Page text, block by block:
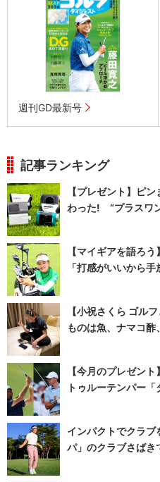
週刊GD最新号
記事ランキング
【プレゼント】ピ
わった! “プラスワ
【マイギアを語ろ
「打感がいいから手
【小祝さくら ゴル
ものは魚、ナマコ酢
【今月のプレゼン
トゥルーテンパー
インパクトでクラ
パ」のクラブさばき